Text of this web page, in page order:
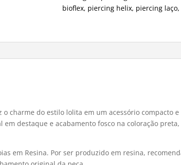
bioflex, piercing helix, piercing laço,
charme do estilo lolita em um acessório compacto
destaque e acabamento fosco na coloração
em Resina. Por ser produzido em resina,